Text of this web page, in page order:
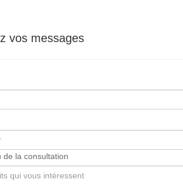
vos messages
de la consultation